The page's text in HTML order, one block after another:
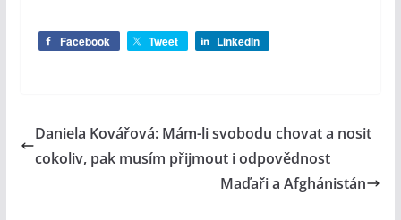
Facebook Tweet LinkedIn
Daniela Kovářová: Mám-li svobodu chovat a nosit
cokoliv, pak musím přijmout i odpovědnost
Maďaři a Afghánistán